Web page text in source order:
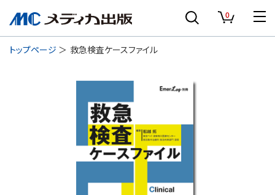
0
トップページ 救急検査ケースファイル